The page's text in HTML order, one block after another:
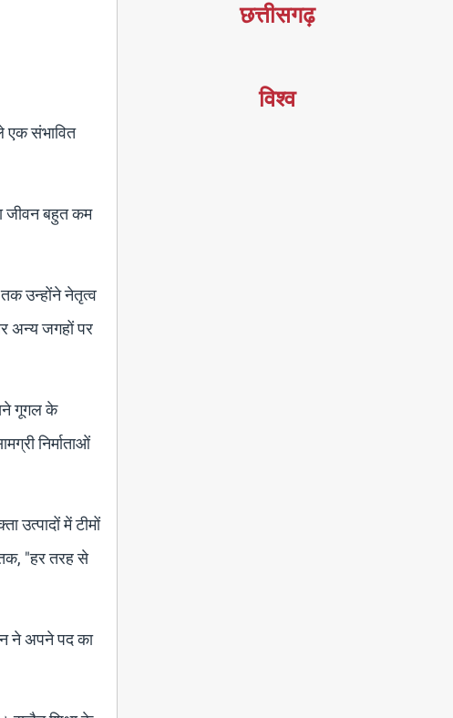
एक संभावित
जीवन बहुत कम
उन्होंने नेतृत्व
अन्य जगहों पर
गूगल के
निर्माताओं
उत्पादों में टीमों
"हर तरह से
ने अपने पद का
छत्तीसगढ़
विश्व